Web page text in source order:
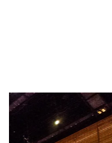
Overslaan